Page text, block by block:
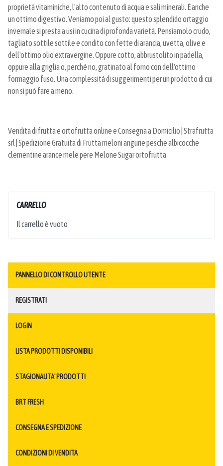
proprietà vitaminiche, l'alto contenuto di acqua e sali minerali. È anche
un ottimo digestivo. Veniamo poi al gusto: questo splendido ortaggio
invernale si presta a usi in cucina di profonda varietà. Pensiamolo crudo,
tagliato sottile sottile e condito con fette di arancia, uvetta, olive e
dell'ottimo olio extravergine. Oppure cotto, abbrustolito in padella,
oppure alla griglia o, perché no, gratinato al forno con dell'ottimo
formaggio fuso. Una complessità di suggerimenti per un prodotto di cui
non si può fare a meno.
Vendita di frutta e ortofrutta online e Consegna a Domicilio | Strafrutta
srl | Spedizione Gratuita di Frutta meloni angurie pesche albicocche
clementine arance mele pere Melone Sugar ortofrutta
CARRELLO
Il carrello è vuoto
PANNELLO DI CONTROLLO UTENTE
REGISTRATI
LOGIN
LISTA PRODOTTI DISPONIBILI
STAGIONALITA' PRODOTTI
BRT FRESH
CONSEGNA E SPEDIZIONE
CONDIZIONI DI VENDITA